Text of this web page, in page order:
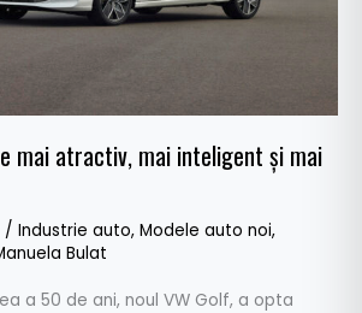
mai atractiv, mai inteligent și mai
/ Industrie auto, Modele auto noi,
Bulat
a 50 de ani, noul VW Golf, a opta